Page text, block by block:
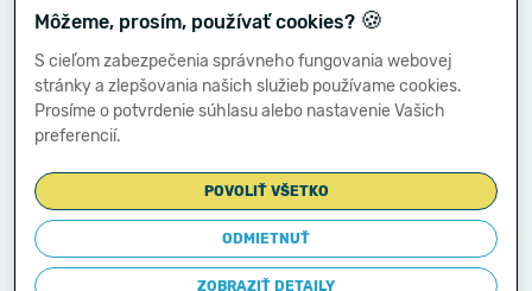
S.
Prevod podielov na
výsledku
hospodárenia
60
****
Výsledok
hospodárenia za
účtovné obdobie po
zdanení (+/-) (r. 56
61 14 577
Môžeme, prosím, používať cookies? 🍪
S cieľom zabezpečenia správneho fungovania webovej
stránky a zlepšovania našich služieb používame cookies.
Prosíme o potvrdenie súhlasu alebo nastavenie Vašich
preferencií.
POVOLIŤ VŠETKO
ODMIETNUŤ
ZOBRAZIŤ DETAILY